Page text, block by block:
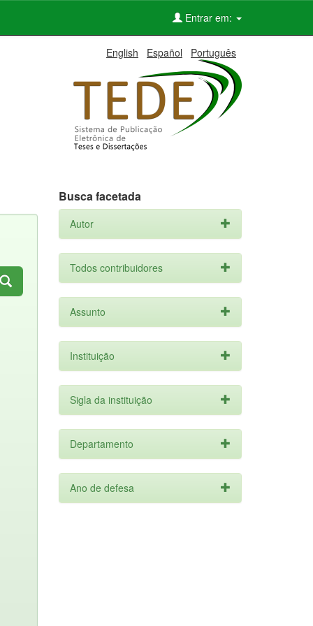
Entrar em:
English Español Português
Busca facetada
Autor
Todos contribuidores
Assunto
Instituição
Sigla da instituição
Departamento
Ano de defesa